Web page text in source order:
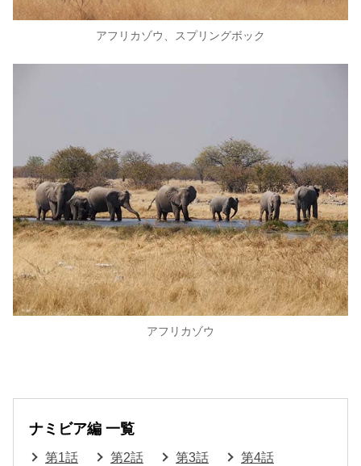
アフリカゾウ、スプリングボック
アフリカゾウ
ナミビア編 一覧
第1話 第2話 第3話
第4話